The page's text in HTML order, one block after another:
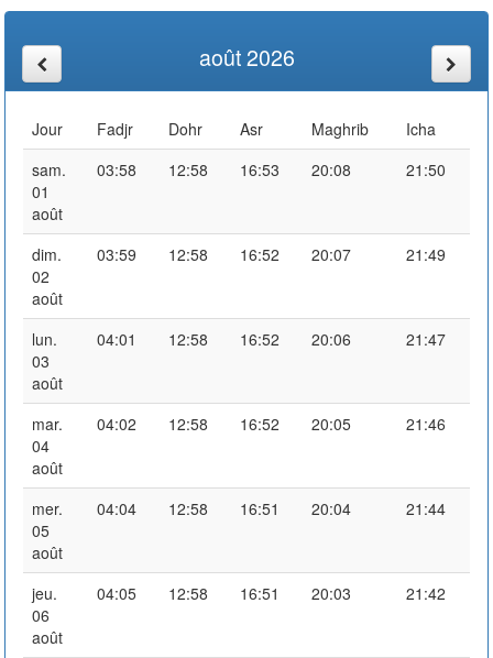
août 2026
Jour Fadjr Dohr Asr Maghrib
Icha
sam.
01
août
03:58 12:58 16:53 20:08 21:50
dim.
02
août
03:59 12:58 16:52 20:07 21:49
lun.
03
août
04:01 12:58 16:52 20:06 21:47
mar.
04
août
04:02 12:58 16:52 20:05 21:46
mer.
05
août
04:04 12:58 16:51 20:04 21:44
jeu.
06
août
04:05 12:58 16:51 20:03 21:42